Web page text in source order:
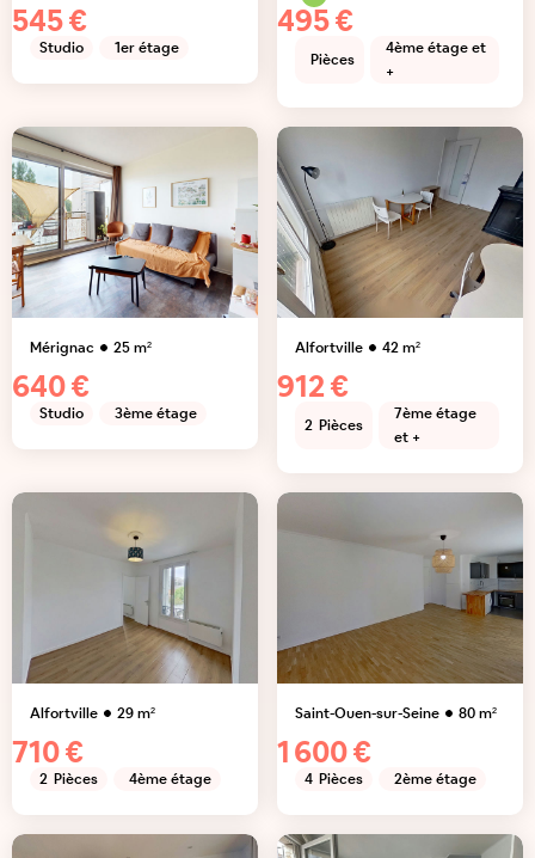
545 €
Studio 1er étage
495 €
Pièces
4ème étage et
+
Mérignac 25m²
640 €
Studio 3ème étage
Alfortville 42m²
912 €
2 Pièces
7ème étage
et +
Alfortville 29m²
710 €
2 Pièces 4ème étage
Saint-Ouen-sur-Seine 80m²
1 600 €
4 Pièces 2ème étage